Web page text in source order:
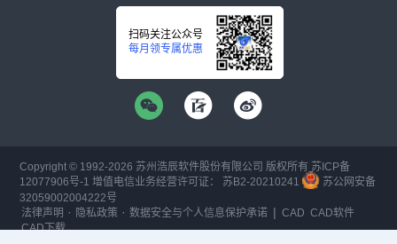
扫码关注公众号
每月领专属优惠
Copyright © 1992-2026 苏州浩辰软件股份有限公司 版权所有 苏ICP备
12077906号-1 增值电信业务经营许可证： 苏B2-20210241
苏公网安备
32059002004222号
法律声明 · 隐私政策 ·数据安全与个人信息保护承诺 | CAD CAD软件
CAD下载